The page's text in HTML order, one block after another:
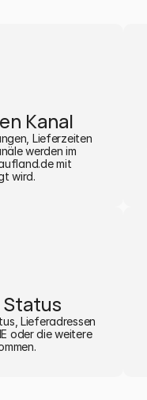
Kanal
Lieferzeiten
werden im
mit
wird.
Lieferadressen
oder die weitere